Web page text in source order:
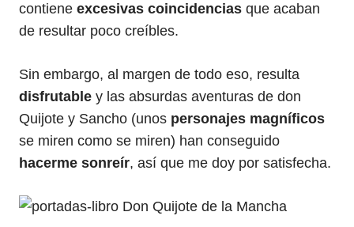
contiene excesivas coincidencias que acaban
de resultar poco creíbles.
Sin embargo, al margen de todo eso, resulta
disfrutable y las absurdas aventuras de don
Quijote y Sancho (unos personajes magníficos
se miren como se miren) han conseguido
hacerme sonreír, así que me doy por satisfecha.